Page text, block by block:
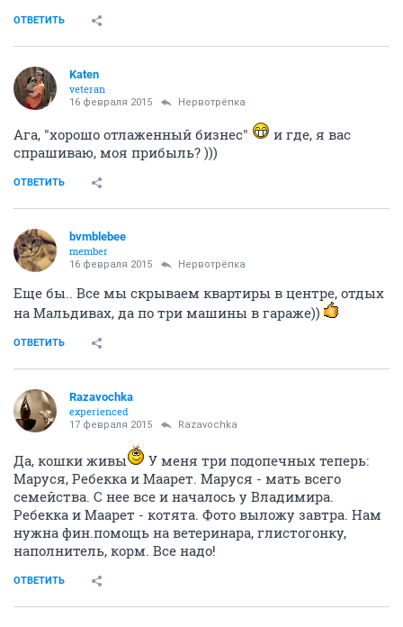
ОТВЕТИТЬ
Katen
veteran
16 февраля 2015 Нервотрёпка
Ага, "хорошо отлаженный бизнес"
и где, я вас
спрашиваю, моя прибыль? )))
ОТВЕТИТЬ
bvmblebee
member
16 февраля 2015 Нервотрёпка
Еще бы.. Все мы скрываем квартиры в центре, отдых
на Мальдивах, да по три машины в гараже))
ОТВЕТИТЬ
Razavochka
experienced
17 февраля 2015 Razavochka
Да, кошки живы
У меня три подопечных теперь:
Маруся, Ребекка и Маарет. Маруся - мать всего
семейства. С нее все и началось у Владимира.
Ребекка и Маарет - котята. Фото выложу завтра. Нам
нужна фин.помощь на ветеринара, глистогонку,
наполнитель, корм. Все надо!
ОТВЕТИТЬ